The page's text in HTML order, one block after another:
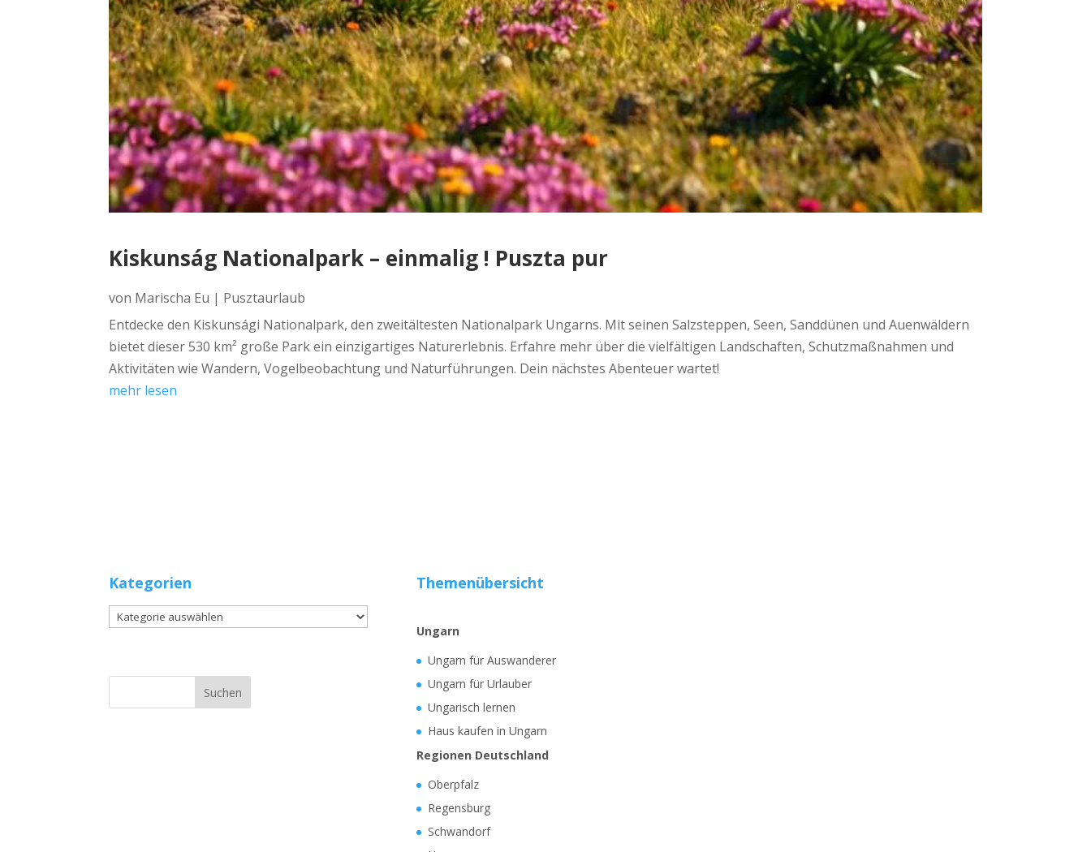
Kiskunság Nationalpark – einmalig ! Puszta pur
von Marischa Eu | Pusztaurlaub
Entdecke den Kiskunsági Nationalpark, den zweitältesten Nationalpark Ungarns. Mit seinen Salzsteppen, Seen, Sanddünen und Auenwäldern
bietet dieser 530 km² große Park ein einzigartiges Naturerlebnis. Erfahre mehr über die vielfältigen Landschaften, Schutzmaßnahmen und
Aktivitäten wie Wandern, Vogelbeobachtung und Naturführungen. Dein nächstes Abenteuer wartet!
mehr lesen
Kategorien
Kategorien
Themenübersicht
Ungarn
Ungarn für Auswanderer
Ungarn für Urlauber
Ungarisch lernen
Haus kaufen in Ungarn
Regionen Deutschland
Oberpfalz
Regensburg
Schwandorf